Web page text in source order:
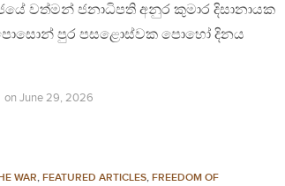
වත්මන් ජනාධිපති අනුර කුමාර දිසානායක
පොසොන් පුර පසළොස්වක පොහෝ දිනය
on June 29, 2026
WAR, FEATURED ARTICLES, FREEDOM OF